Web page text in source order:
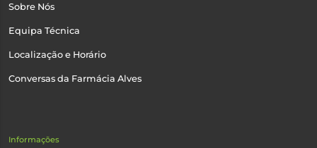
Sobre Nós
Equipa Técnica
Localização e Horário
Conversas da Farmácia Alves
Informações